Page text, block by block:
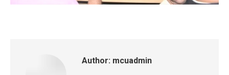
Author: mcuadmin